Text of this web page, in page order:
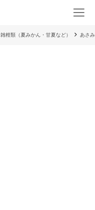
雑柑類（夏みかん・甘夏など） あさ